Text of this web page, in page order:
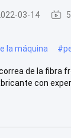
03-14
la máquina #
de la fibra
con